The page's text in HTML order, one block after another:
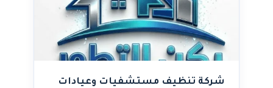
شركة تنظيف مستشفيات وعيادات